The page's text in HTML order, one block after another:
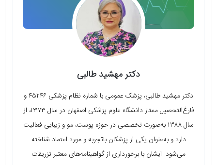
دکتر مهشید طالبی
دکتر مهشید طالبی، پزشک عمومی با شماره نظام پزشکی ۴۵۲۴۶ و
فارغ‌التحصیل ممتاز دانشگاه علوم پزشکی اصفهان در سال ۱۳۷۳، از
سال ۱۳۸۸ به‌صورت تخصصی در حوزه پوست، مو و زیبایی فعالیت
دارد و به‌عنوان یکی از پزشکان باتجربه و مورد اعتماد شناخته
می‌شود. ایشان با برخورداری از گواهینامه‌های معتبر تزریقات